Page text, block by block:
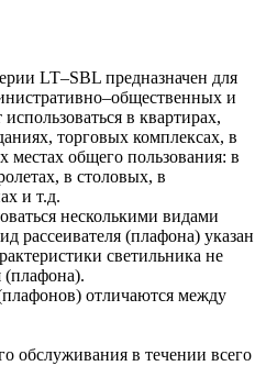
LT–SBL предназначен для
и
в квартирах,
торговых комплексах, в
общего пользования: в
в столовых, в
и т.д.
несколькими видами
рассеивателя (плафона) указан
светильника не
(плафона).
отличаются между
обслуживания в течении всего